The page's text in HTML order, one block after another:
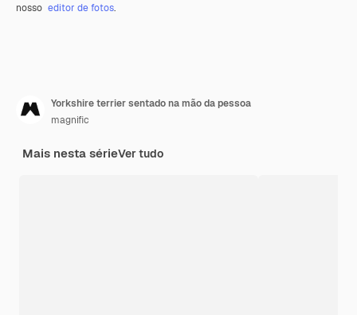
nosso editor de fotos.
Yorkshire terrier sentado na mão da pessoa
magnific
Mais nesta sérieVer tudo